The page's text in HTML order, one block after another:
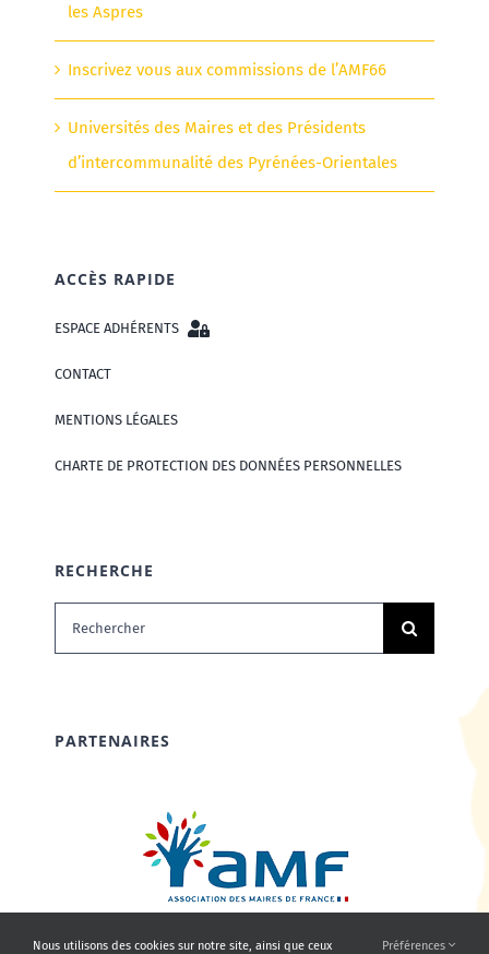
les Aspres
Inscrivez vous aux commissions de l’AMF66
Universités des Maires et des Présidents
d’intercommunalité des Pyrénées-Orientales
ACCÈS RAPIDE
ESPACE ADHÉRENTS
CONTACT
MENTIONS LÉGALES
CHARTE DE PROTECTION DES DONNÉES PERSONNELLES
RECHERCHE
Rechercher:
PARTENAIRES
Nous utilisons des cookies sur notre site, ainsi que ceux Préférences